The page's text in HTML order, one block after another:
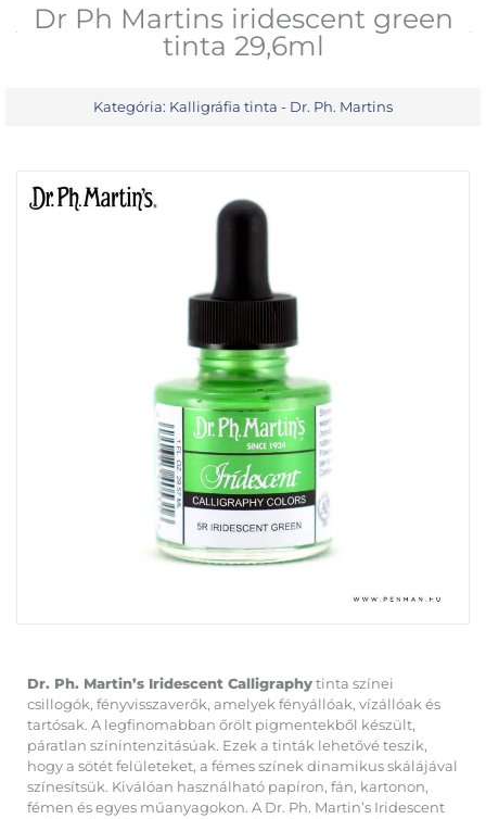
Dr Ph Martins iridescent green
tinta 29,6ml
Kategória: Kalligráfia tinta - Dr. Ph. Martins
Dr. Ph. Martin’s Iridescent Calligraphy tinta színei
csillogók, fényvisszaverők, amelyek fényállóak, vízállóak és
tartósak. A legfinomabban őrölt pigmentekből készült,
páratlan színintenzitásúak. Ezek a tinták lehetővé teszik,
hogy a sötét felületeket, a fémes színek dinamikus skálájával
színesítsük. Kiválóan használható papíron, fán, kartonon,
fémen és egyes műanyagokon. A Dr. Ph. Martin’s Iridescent